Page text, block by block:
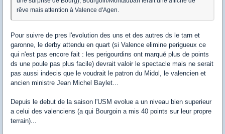
rêve mais attention à Valence d'Agen.
Pour suivre de pres l'evolution des uns et des autres ds le tarn et
garonne, le derby attendu en quart (si Valence elimine perigueux ce
qui n'est pas encore fait : les perigourdins ont marqué plus de points
ds une poule pas plus facile) devrait valoir le spectacle mais ne serait
pas aussi indecis que le voudrait le patron du Midol, le valencien et
ancien ministre Jean Michel Baylet...
Depuis le debut de la saison l'USM evolue a un niveau bien superieur
a celui des valenciens (a qui Bourgoin a mis 40 points sur leur propre
terrain)...